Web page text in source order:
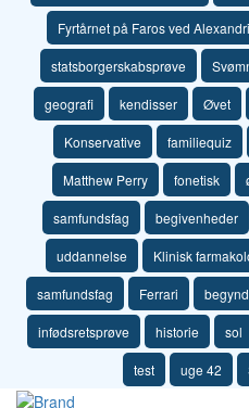
Fyrtårnet på Faros ved
statsborgerskabsprøve
geografi kendisser Øvet
Konservative familiequiz
Matthew Perry fonetisk
samfundsfag begivenheder
uddannelse Klinisk
samfundsfag Ferrari
infødsretsprøve historie sol
test uge 42